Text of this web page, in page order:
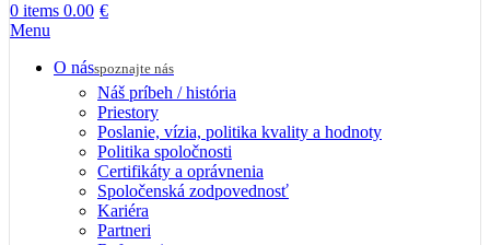
0 items 0.00 €
Menu
O násspoznajte nás
Náš príbeh / história
Priestory
Poslanie, vízia, politika kvality a hodnoty
Politika spoločnosti
Certifikáty a oprávnenia
Spoločenská zodpovednosť
Kariéra
Partneri